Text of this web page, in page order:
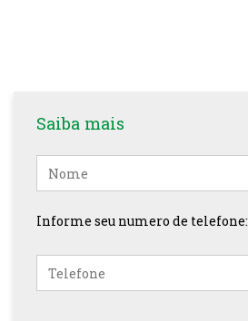
Saiba mais
Nome
Informe seu numero de telefone: